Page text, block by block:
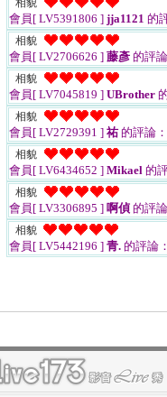
相貌
會員[ LV5391806 ] jja1121 的
相貌
會員[ LV2706626 ] 藤彥 的評論
相貌
會員[ LV7045819 ] UBrother
相貌
會員[ LV2729391 ] 祐的評論：
相貌
會員[ LV6434652 ] Mikael 的
相貌
會員[ LV3306895 ] 啊偵 的評論
相貌
會員[ LV5442196 ] 青. 的評論：